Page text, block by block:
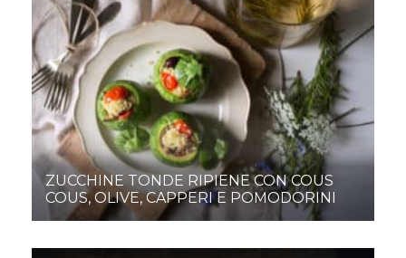
ZUCCHINE TONDE RIPIENE CON COUS
COUS, OLIVE, CAPPERI E POMODORINI